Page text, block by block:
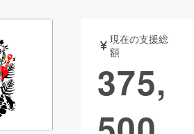
・ガジェット
書籍・雑誌
業 チャレンジ
現在の支援総
額
375,